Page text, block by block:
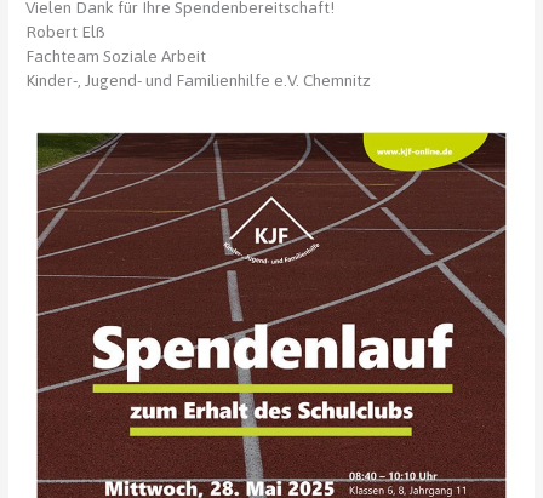
Vielen Dank für Ihre Spendenbereitschaft!
Robert Elß
Fachteam Soziale Arbeit
Kinder-, Jugend- und Familienhilfe e.V. Chemnitz